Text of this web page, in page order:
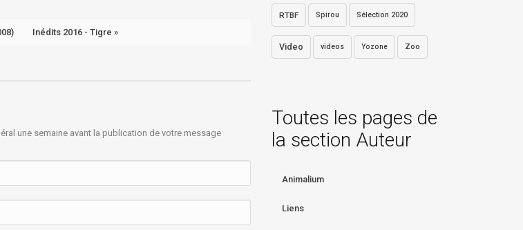
Inédits 2016 - Tigre »
une semaine avant la publication de votre message
RTBF Spirou Sélection 2020
Video videos Yozone Zoo
Toutes les pages de
la section Auteur
Animalium
Liens